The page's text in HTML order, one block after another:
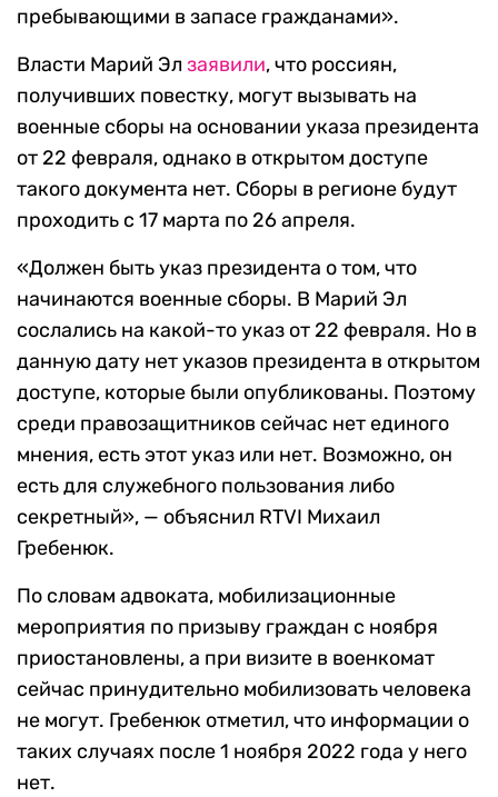
пребывающими в запасе гражданами».
Власти Марий Эл заявили,что россиян,
получивших повестку, могут вызывать на
военные сборы на основании указа президента
от 22 февраля, однако в открытом доступе
такого документа нет. Сборы в регионе будут
проходить с 17 марта по 26 апреля.
«Должен быть указ президента о том, что
начинаются военные сборы. В Марий Эл
сослались на какой-то указ от 22 февраля. Но в
данную дату нет указов президента в открытом
доступе, которые были опубликованы. Поэтому
среди правозащитников сейчас нет единого
мнения, есть этот указ или нет. Возможно, он
есть для служебного пользования либо
секретный», — объяснил RTVI Михаил
Гребенюк.
По словам адвоката, мобилизационные
мероприятия по призыву граждан с ноября
приостановлены, а при визите в военкомат
сейчас принудительно мобилизовать человека
не могут. Гребенюк отметил, что информации о
таких случаях после 1 ноября 2022 года у него
нет.